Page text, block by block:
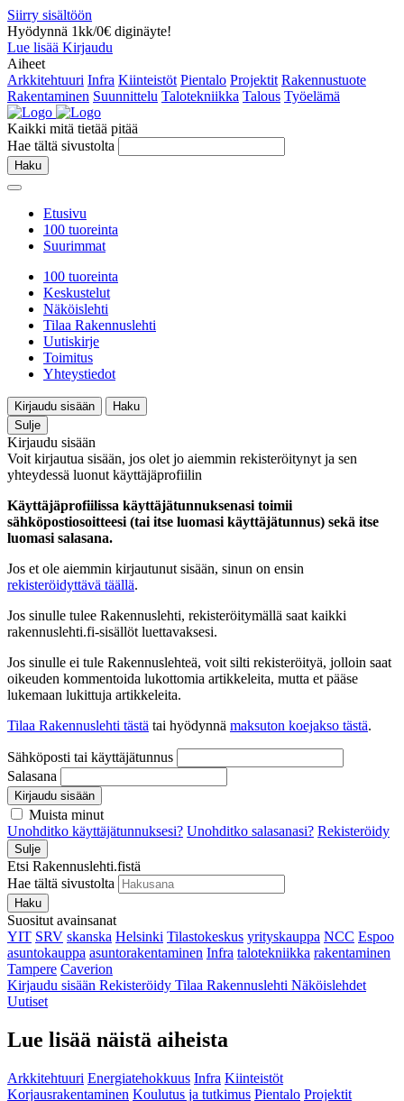
Siirry sisältöön
Hyödynnä 1kk/0€ diginäyte!
Lue lisää Kirjaudu
Aiheet
Arkkitehtuuri Infra Kiinteistöt Pientalo Projektit Rakennustuote
Rakentaminen Suunnittelu Talotekniikka Talous Työelämä
Kaikki mitä tietää pitää
Hae tältä sivustolta
Haku
Etusivu
100 tuoreinta
Suurimmat
100 tuoreinta
Keskustelut
Näköislehti
Tilaa Rakennuslehti
Uutiskirje
Toimitus
Yhteystiedot
Kirjaudu sisään
Haku
Sulje
Kirjaudu sisään
Voit kirjautua sisään, jos olet jo aiemmin rekisteröitynyt ja sen
yhteydessä luonut käyttäjäprofiilin
Käyttäjäprofiilissa käyttäjätunnuksenasi toimii
sähköpostiosoitteesi (tai itse luomasi käyttäjätunnus) sekä itse
luomasi salasana.
Jos et ole aiemmin kirjautunut sisään, sinun on ensin
rekisteröidyttävä täällä.
Jos sinulle tulee Rakennuslehti, rekisteröitymällä saat kaikki
rakennuslehti.fi-sisällöt luettavaksesi.
Jos sinulle ei tule Rakennuslehteä, voit silti rekisteröityä, jolloin saat
oikeuden kommentoida lukottomia artikkeleita, mutta et pääse
lukemaan lukittuja artikkeleita.
Tilaa Rakennuslehti tästä tai hyödynnä maksuton koejakso tästä.
Sähköposti tai käyttäjätunnus
Salasana
Kirjaudu sisään
Muista minut
Unohditko käyttäjätunnuksesi? Unohditko salasanasi? Rekisteröidy
Sulje
Etsi Rakennuslehti.fistä
Hae tältä sivustolta
Haku
Suositut avainsanat
YIT SRV skanska Helsinki Tilastokeskus yrityskauppa NCC Espoo
asuntokauppa asuntorakentaminen Infra talotekniikka rakentaminen
Tampere Caverion
Kirjaudu sisään Rekisteröidy Tilaa Rakennuslehti Näköislehdet
Uutiset
Lue lisää näistä aiheista
Arkkitehtuuri Energiatehokkuus Infra Kiinteistöt
Korjausrakentaminen Koulutus ja tutkimus Pientalo Projektit